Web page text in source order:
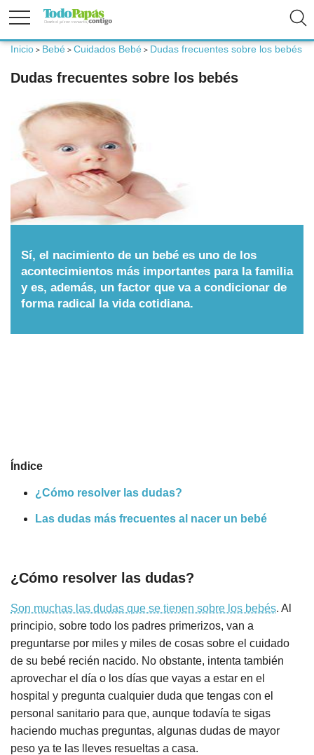
Embarazo
Bebé
Niños
Calculadoras
Nombres
Inicio > Bebé > Cuidados Bebé > Dudas frecuentes sobre los bebés
Dudas frecuentes sobre los bebés
Sí, el nacimiento de un bebé es uno de los
acontecimientos más importantes para la familia
y es, además, un factor que va a condicionar de
forma radical la vida cotidiana.
Índice
¿Cómo resolver las dudas?
Las dudas más frecuentes al nacer un bebé
¿Cómo resolver las dudas?
Son muchas las dudas que se tienen sobre los bebés. Al
principio, sobre todo los padres primerizos, van a
preguntarse por miles y miles de cosas sobre el cuidado
de su bebé recién nacido. No obstante, intenta también
aprovechar el día o los días que vayas a estar en el
hospital y pregunta cualquier duda que tengas con el
personal sanitario para que, aunque todavía te sigas
haciendo muchas preguntas, algunas dudas de mayor
peso ya te las lleves resueltas a casa.